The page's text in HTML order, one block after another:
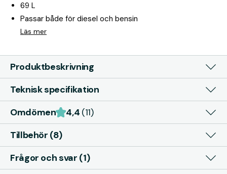
69 L
Passar både för diesel och bensin
Läs mer
Produktbeskrivning
Teknisk specifikation
Omdömen
4,4 (11)
Tillbehör (8)
Frågor och svar (1)